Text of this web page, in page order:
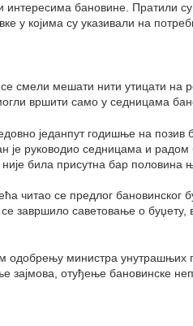
бановине. Пратили
у којима су указивали на
смели мешати нити утицати
вршити само у седницама
једанпут годишње на
је руководио седницама и
била присутна бар половина
читао се предлог
завршило саветовање о буџету,
одобрењу министра унутрашњих
зајмова, отуђење бановинске